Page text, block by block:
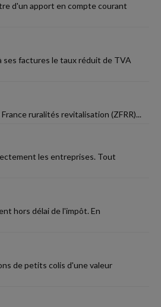
d'un apport en compte courant
ses factures le taux réduit de TVA
ruralités revitalisation (ZFRR)...
les entreprises. Tout
hors délai de l'impôt. En
de petits colis d'une valeur